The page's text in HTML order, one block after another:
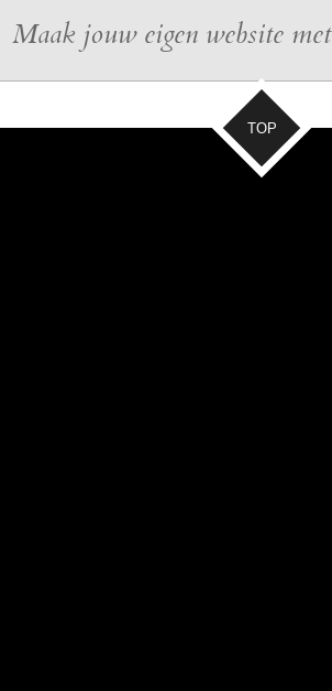
Maak jouw eigen website met
TOP